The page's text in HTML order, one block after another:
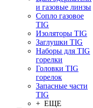
и газовые линзы
Сопло газовое
TIG
Изоляторы TIG
Заглушки TIG
Наборы для TIG
горелки
Головки TIG
горелок
Запасные части
TIG
+ ЕЩЕ